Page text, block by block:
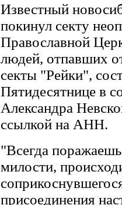
Известный
покинул секту
Православной
людей, отпавших
секты "Рейки",
Пятидесятнице в
Александра
ссылкой на АНН.
"Всегда
милости,
присоединения